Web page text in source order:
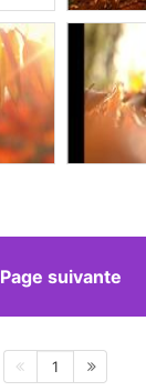
Page suivante
1